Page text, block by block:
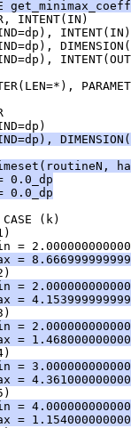
INTENT(IN)
0.0_dp
0.0_dp
(k)
=
=
=
=
=
=
=
=
=
=